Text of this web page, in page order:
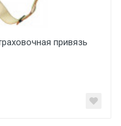
привязь